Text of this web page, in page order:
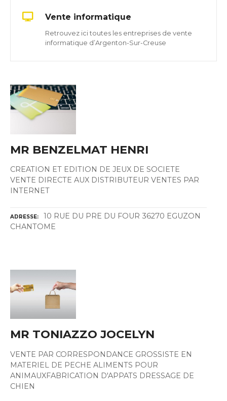
Vente informatique
Retrouvez ici toutes les entreprises de vente
informatique d’Argenton-Sur-Creuse
MR BENZELMAT HENRI
CREATION ET EDITION DE JEUX DE SOCIETE
VENTE DIRECTE AUX DISTRIBUTEUR VENTES PAR
INTERNET
ADRESSE
10 RUE DU PRE DU FOUR 36270 EGUZON
CHANTOME
MR TONIAZZO JOCELYN
VENTE PAR CORRESPONDANCE GROSSISTE EN
MATERIEL DE PECHE ALIMENTS POUR
ANIMAUXFABRICATION D'APPATS DRESSAGE DE
CHIEN